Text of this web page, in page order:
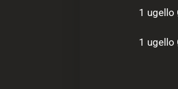
1 ugello
1 ugello